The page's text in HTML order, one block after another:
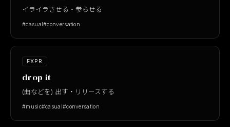
イライラさせる・参らせる
#casual#conversation
EXPR
drop it
(曲などを) 出す・リリースする
#music#casual#conversation